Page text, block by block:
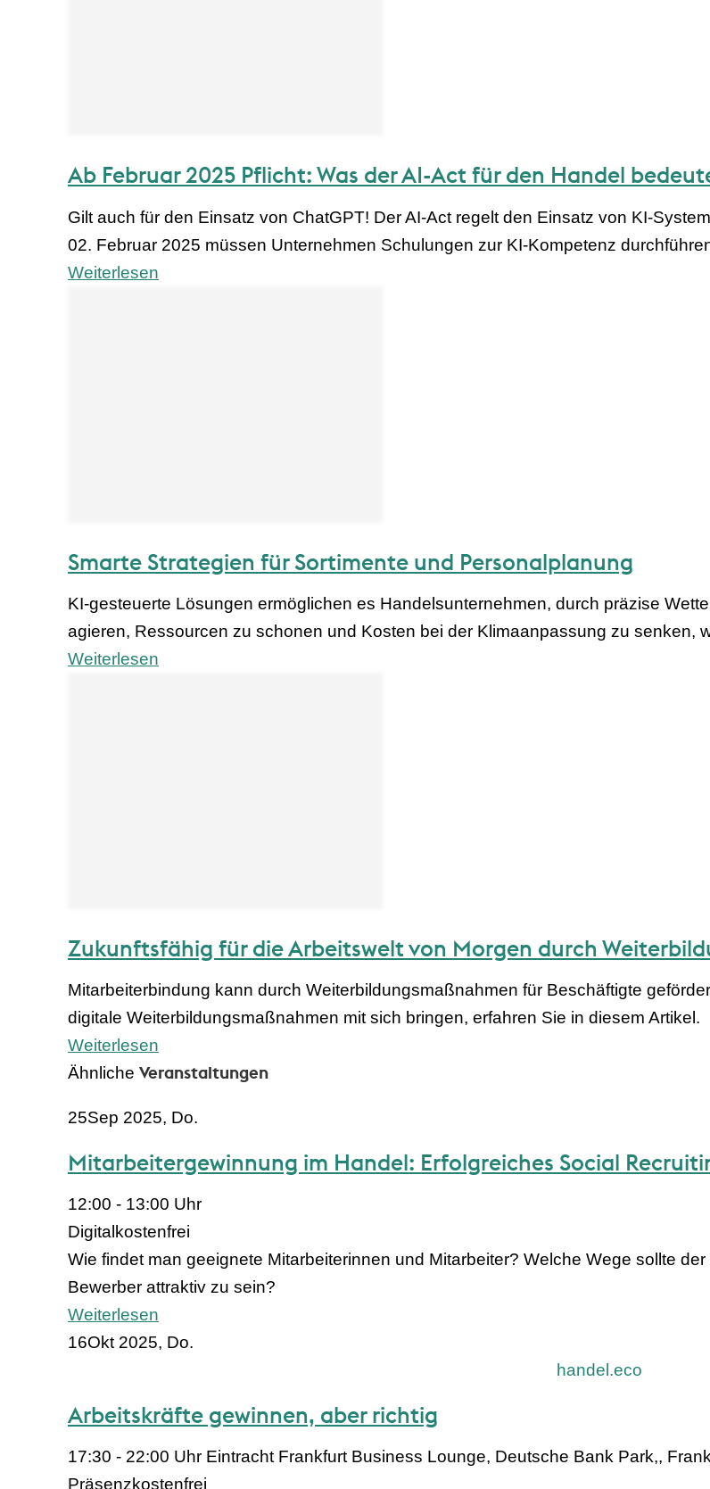
Ab Februar 2025 Pflicht: Was der AI-Act für den Handel
Gilt auch für den Einsatz von ChatGPT! Der AI-Act regelt den Einsatz von KI-
02. Februar 2025 müssen Unternehmen Schulungen zur KI-Kompetenz
Weiterlesen
Smarte Strategien für Sortimente und Personalplanung
KI-gesteuerte Lösungen ermöglichen es Handelsunternehmen, durch präzise
agieren, Ressourcen zu schonen und Kosten bei der Klimaanpassung zu senken,
Weiterlesen
Zukunftsfähig für die Arbeitswelt von Morgen durch
Mitarbeiterbindung kann durch Weiterbildungsmaßnahmen für Beschäftigte
digitale Weiterbildungsmaßnahmen mit sich bringen, erfahren Sie in diesem Artikel.
Weiterlesen
Ähnliche Veranstaltungen
25Sep 2025, Do.
Mitarbeitergewinnung im Handel: Erfolgreiches Social
12:00 - 13:00 Uhr
Digital kostenfrei
Wie findet man geeignete Mitarbeiterinnen und Mitarbeiter? Welche Wege sollte
Bewerber attraktiv zu sein?
Weiterlesen
16Okt 2025, Do.
handel.eco
Arbeitskräfte gewinnen, aber richtig
17:30 - 22:00 Uhr Eintracht Frankfurt Business Lounge, Deutsche Bank Park,,
Präsenzkostenfrei